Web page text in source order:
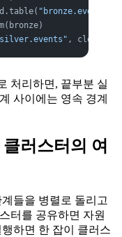
"bronze.events"
, cleaned,
처리하면, 끝부분 실
사이에는 영속 경계
러스터의 여
들을 병렬로 돌리고
터를 공유하면 자원
하면 한 잡이 클러스